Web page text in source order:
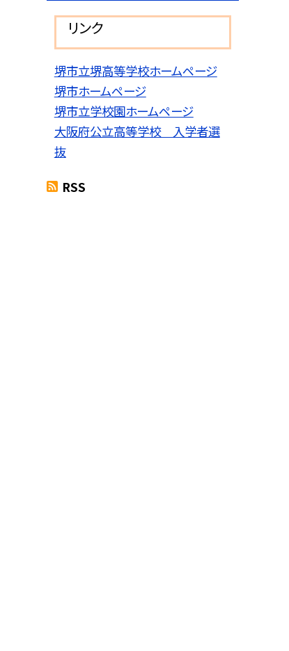
リンク
堺市立堺高等学校ホームページ
堺市ホームページ
堺市立学校園ホームページ
大阪府公立高等学校 入学者選
抜
RSS